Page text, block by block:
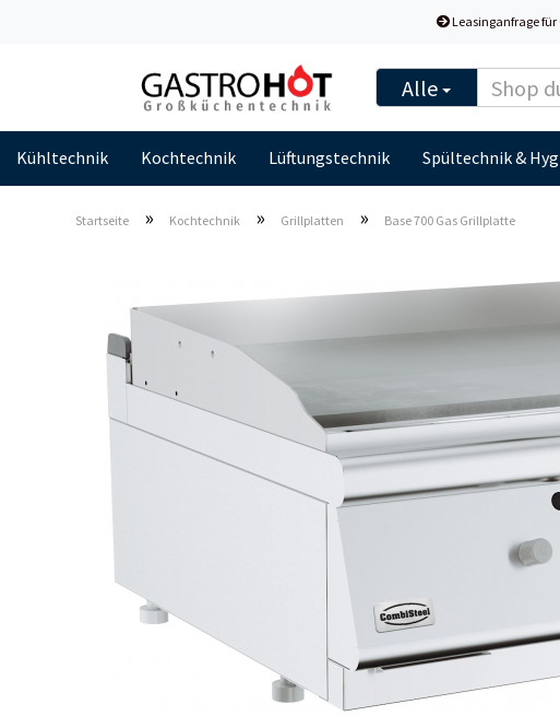
Leasinganfrage
Alle
Kühltechnik Kochtechnik Lüftungstechnik Spültechnik &
Startseite » Kochtechnik » Grillplatten » Base 700 Gas Grillplatte